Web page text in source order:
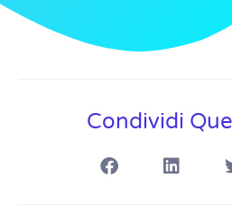
Condividi